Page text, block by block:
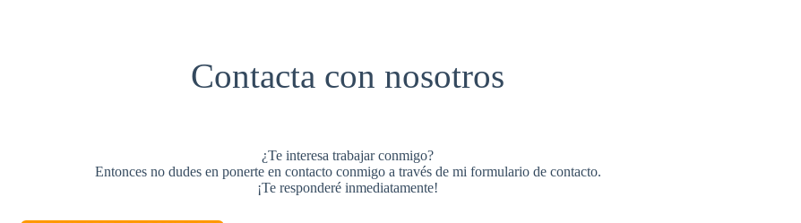
Contacta con nosotros
¿Te interesa trabajar conmigo?
Entonces no dudes en ponerte en contacto conmigo a través de mi formulario de contacto.
¡Te responderé inmediatamente!